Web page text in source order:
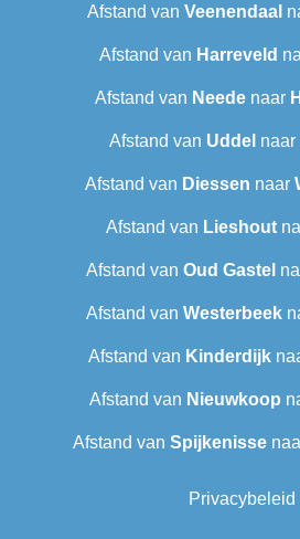
Afstand van Veenendaal
Afstand van Harreveld
Afstand van Needenaar
Afstand van Uddel naar
Afstand van Diessen naar
Afstand van Lieshout
Afstand van Oud Gastel
Afstand van Westerbeek
Afstand van Kinderdijk
Afstand van Nieuwkoop
Afstand van Spijkenisse
Privacybeleid